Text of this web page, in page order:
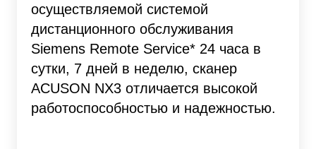
осуществляемой системой
дистанционного обслуживания
Siemens Remote Service* 24 часа в
сутки, 7 дней в неделю, сканер
ACUSON NX3 отличается высокой
работоспособностью и надежностью.